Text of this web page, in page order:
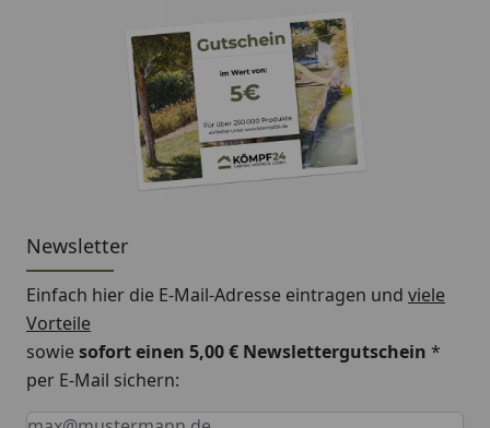
Newsletter
Einfach hier die E-Mail-Adresse eintragen und viele
Vorteile
sowiesofort einen 5,00 € Newslettergutschein *
per E-Mail sichern:
Keine Eingabe erforderlich
Eingabe erforderlich
E-Mail *